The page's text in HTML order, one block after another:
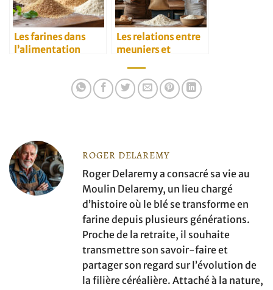
Les farines dans
l’alimentation
Les relations entre
meuniers et
ROGER DELAREMY
Roger Delaremy a consacré sa vie au
Moulin Delaremy, un lieu chargé
d’histoire où le blé se transforme en
farine depuis plusieurs générations.
Proche de la retraite, il souhaite
transmettre son savoir-faire et
partager son regard sur l’évolution de
la filière céréalière. Attaché à la nature,